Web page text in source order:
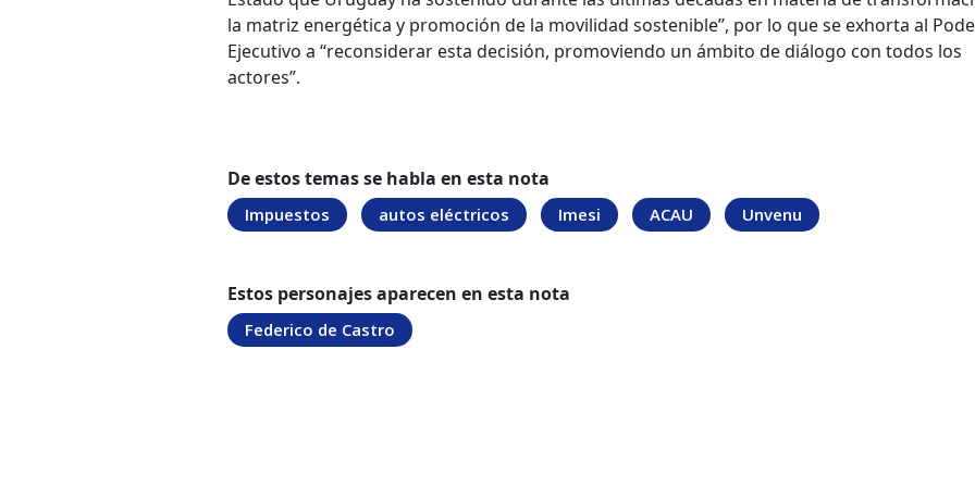
la matriz energética y promoción de la movilidad sostenible”, por lo que se exhorta al
Ejecutivo a “reconsiderar esta decisión, promoviendo un ámbito de diálogo con todos los
actores”.
De estos temas se habla en esta nota
Impuestos autos eléctricos Imesi ACAU Unvenu
Estos personajes aparecen en esta nota
Federico de Castro